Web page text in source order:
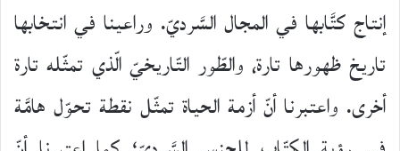
إنتاج كتَّابها في المجال السَّرديّ. وراعينا في انتخابها
تاريخ ظهورها تارة، والطّور التّاريخيّ الّذي تمثّله تارة
أخرى. واعتبرنا أنّ أزمة الحياة تمثّل نقطة تحوّل هامَّة